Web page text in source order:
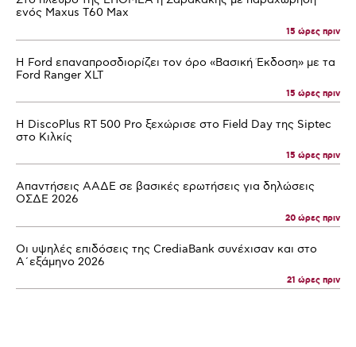
ενός Maxus T60 Max
15 ώρες πριν
Η Ford επαναπροσδιορίζει τον όρο «Βασική Έκδοση» με τα
Ford Ranger XLT
15 ώρες πριν
Η DiscoPlus RT 500 Pro ξεχώρισε στο Field Day της Siptec
στο Κιλκίς
15 ώρες πριν
Απαντήσεις ΑΑΔΕ σε βασικές ερωτήσεις για δηλώσεις
ΟΣΔΕ 2026
20 ώρες πριν
Οι υψηλές επιδόσεις της CrediaBank συνέχισαν και στο
Α΄εξάμηνο 2026
21 ώρες πριν